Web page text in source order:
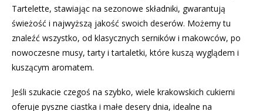
Tartelette, stawiając na sezonowe składniki, gwarantują
świeżość i najwyższą jakość swoich deserów. Możemy tu
znaleźć wszystko, od klasycznych serników i makowców, po
nowoczesne musy, tarty i tartaletki, które kuszą wyglądem i
kuszącym aromatem.
Jeśli szukacie czegoś na szybko, wiele krakowskich cukierni
oferuje pyszne ciastka i małe desery dnia, idealne na